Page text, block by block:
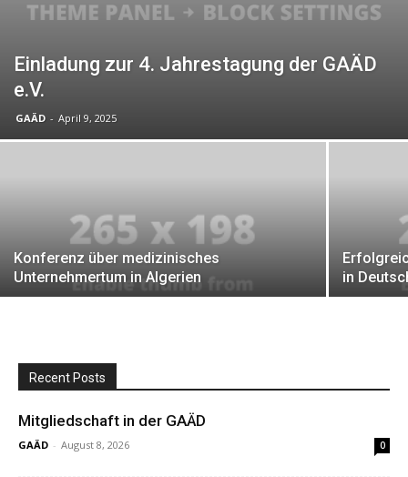
Einladung zur 4. Jahrestagung der GAÄD
e.V.
GAÄD - April 9, 2025
Konferenz über medizinisches
Unternehmertum in Algerien
in
Recent Posts
Mitgliedschaft in der GAÄD
GAÄD - August 8, 2026 0